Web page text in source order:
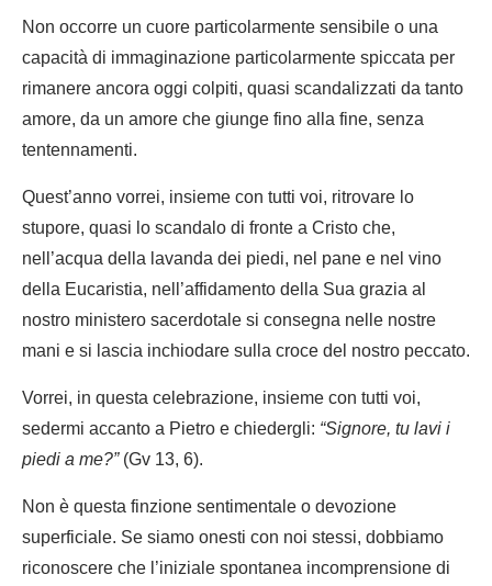
Non occorre un cuore particolarmente sensibile o una
capacità di immaginazione particolarmente spiccata per
rimanere ancora oggi colpiti, quasi scandalizzati da tanto
amore, da un amore che giunge fino alla fine, senza
tentennamenti.
Quest’anno vorrei, insieme con tutti voi, ritrovare lo
stupore, quasi lo scandalo di fronte a Cristo che,
nell’acqua della lavanda dei piedi, nel pane e nel vino
della Eucaristia, nell’affidamento della Sua grazia al
nostro ministero sacerdotale si consegna nelle nostre
mani e si lascia inchiodare sulla croce del nostro peccato.
Vorrei, in questa celebrazione, insieme con tutti voi,
sedermi accanto a Pietro e chiedergli:“Signore, tu lavi i
piedi a me?”(Gv 13, 6).
Non è questa finzione sentimentale o devozione
superficiale. Se siamo onesti con noi stessi, dobbiamo
riconoscere che l’iniziale spontanea incomprensione di